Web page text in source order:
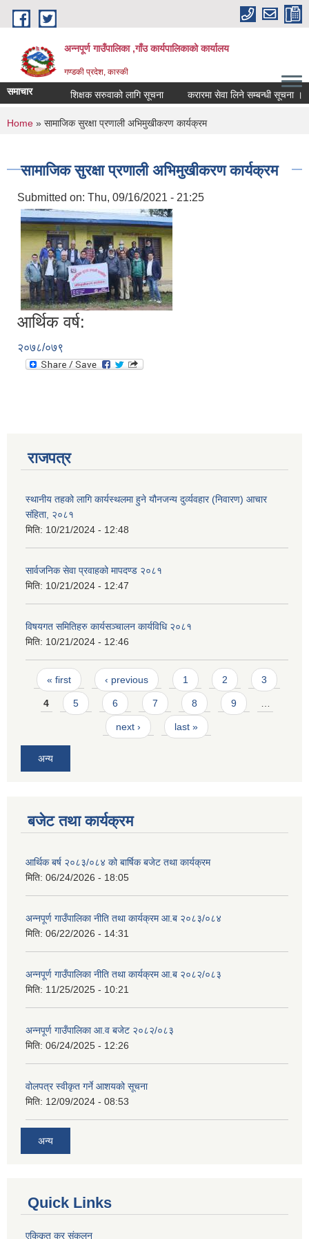
Skip to main content
अन्नपूर्ण गाउँपालिका ,गाँउ कार्यपालिकाको कार्यालय
गण्डकी प्रदेश, कास्की
समाचार शिक्षक सरुवाको लागि सूचना करारमा सेवा लिने सम्बन्धी सूचना ।
You are here
Home » सामाजिक सुरक्षा प्रणाली अभिमुखीकरण कार्यक्रम
सामाजिक सुरक्षा प्रणाली अभिमुखीकरण कार्यक्रम
Submitted on: Thu, 09/16/2021 - 21:25
आर्थिक वर्ष:
२०७८/०७९
राजपत्र
स्थानीय तहको लागि कार्यस्थलमा हुने यौनजन्य दुर्व्यवहार (निवारण) आचार
संहिता, २०८१
मिति: 10/21/2024 - 12:48
सार्वजनिक सेवा प्रवाहको मापदण्ड २०८१
मिति: 10/21/2024 - 12:47
विषयगत समितिहरु कार्यसञ्चालन कार्यविधि २०८१
मिति: 10/21/2024 - 12:46
Pages
« first ‹ previous 1 2 3
4 5 6 7 8 9
next › last »
अन्य
बजेट तथा कार्यक्रम
आर्थिक बर्ष २०८३/०८४ को बार्षिक बजेट तथा कार्यक्रम
मिति: 06/24/2026 - 18:05
अन्नपूर्ण गाउँपालिका नीति तथा कार्यक्रम आ.ब २०८३/०८४
मिति: 06/22/2026 - 14:31
अन्नपूर्ण गाउँपालिका नीति तथा कार्यक्रम आ.ब २०८२/०८३
मिति: 11/25/2025 - 10:21
अन्नपूर्ण गाउँपालिका आ.व बजेट २०८२/०८३
मिति: 06/24/2025 - 12:26
वोलपत्र स्वीकृत गर्ने आशयको सूचना
मिति: 12/09/2024 - 08:53
अन्य
Quick Links
एकिकृत कर संकलन